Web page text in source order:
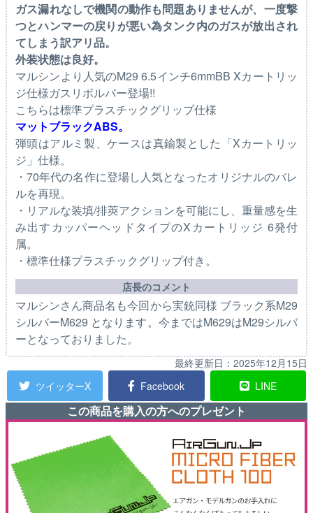
ガス漏れなしで機関の動作も問題ありませんが、一度撃
つとハンマーの戻りが悪い為タンク内のガスが放出され
てしまう訳アリ品。
外装状態は良好。
マルシンより人気のM29 6.5インチ6mmBB Xカートリッ
ジ仕様ガスリボルバー登場!!
こちらは標準プラスチックグリップ仕様
マットブラックABS。
弾頭はアルミ製、ケースは真鍮製とした「Xカートリッ
ジ」仕様。
・70年代の名作に登場し人気となったオリジナルのバレ
ルを再現。
・リアルな装填/排莢アクションを可能にし、重量感を生
み出すカッパーヘッドタイプのXカートリッジ 6発付
属。
・標準仕様プラスチックグリップ付き。
店長のコメント
マルシンさん商品名も今回から実銃同様 ブラック系M29
シルバーM629 となります。今まではM629はM29シルバ
ーとなっておりました。
最終更新日： 2025年12月15日
ツイッターX
Facebook LINE
この商品を購入の方へのプレゼント